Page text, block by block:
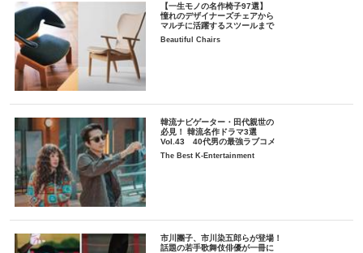
【一生モノの名作椅子97選】
憧れのデザイナーズチェアから
マルチに活躍するスツールまで
Beautiful Chairs
韓流ナビゲーター・田代親世の
必見！ 韓流名作ドラマ3選
Vol.43 40代男の最強ラブコメ
The Best K-Entertainment
市川團子、市川染五郎らが登場！
話題の若手歌舞伎俳優が一冊に